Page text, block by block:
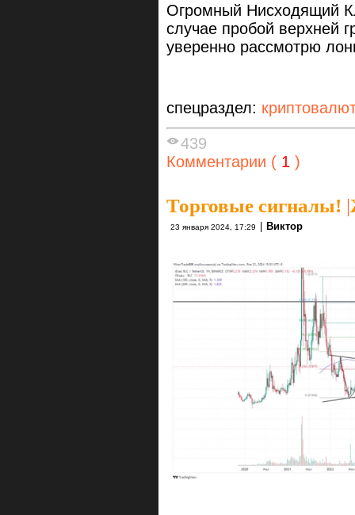
Огромный Нисходящий
случае пробой верхней
уверенно рассмотрю
спецраздел:
439
Комментарии ( 1 )
Торговые сигналы! |
23 января 2024, 17:29 | Виктор